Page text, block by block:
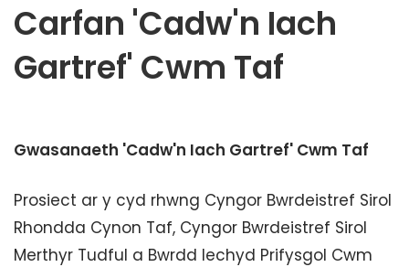
Carfan 'Cadw'n Iach
Gartref' Cwm Taf
Gwasanaeth 'Cadw'n Iach Gartref' Cwm Taf
Prosiect ar y cyd rhwng Cyngor Bwrdeistref Sirol
Rhondda Cynon Taf, Cyngor Bwrdeistref Sirol
Merthyr Tudful a Bwrdd Iechyd Prifysgol Cwm